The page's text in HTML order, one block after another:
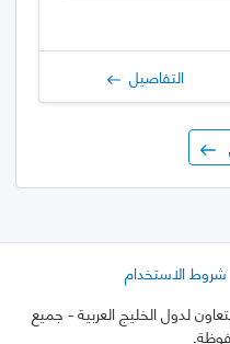
التفاصيل
شروط الاستخدام
- جميع